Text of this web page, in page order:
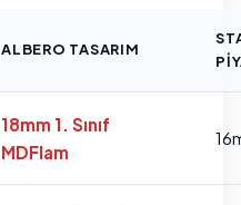
ALBERO TASARIM
18mm 1. Sınıf
MDFlam